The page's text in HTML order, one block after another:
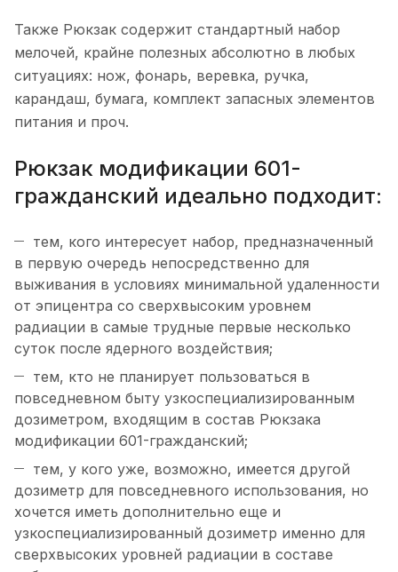
Также Рюкзак содержит стандартный набор
мелочей, крайне полезных абсолютно в любых
ситуациях: нож, фонарь, веревка, ручка,
карандаш, бумага, комплект запасных элементов
питания и проч.
Рюкзак модификации 601-
гражданский идеально подходит:
тем, кого интересует набор, предназначенный
в первую очередь непосредственно для
выживания в условиях минимальной удаленности
от эпицентра со сверхвысоким уровнем
радиации в самые трудные первые несколько
суток после ядерного воздействия;
тем, кто не планирует пользоваться в
повседневном быту узкоспециализированным
дозиметром, входящим в состав Рюкзака
модификации 601-гражданский;
тем, у кого уже, возможно, имеется другой
дозиметр для повседневного использования, но
хочется иметь дополнительно еще и
узкоспециализированный дозиметр именно для
сверхвысоких уровней радиации в составе